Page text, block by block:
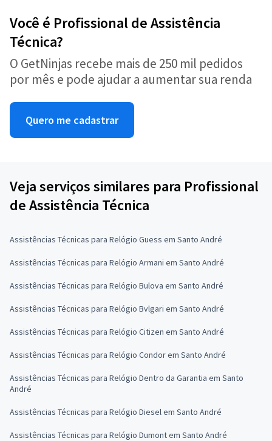
Você é Profissional de Assistência
Técnica?
O GetNinjas recebe mais de 250 mil pedidos
por mês e pode ajudar a aumentar sua renda
Quero me cadastrar
Veja serviços similares para Profissional
de Assistência Técnica
Assistências Técnicas para Relógio Guess em Santo André
Assistências Técnicas para Relógio Armani em Santo André
Assistências Técnicas para Relógio Bulova em Santo André
Assistências Técnicas para Relógio Bvlgari em Santo André
Assistências Técnicas para Relógio Citizen em Santo André
Assistências Técnicas para Relógio Condor em Santo André
Assistências Técnicas para Relógio Dentro da Garantia em Santo
André
Assistências Técnicas para Relógio Diesel em Santo André
Assistências Técnicas para Relógio Dumont em Santo André